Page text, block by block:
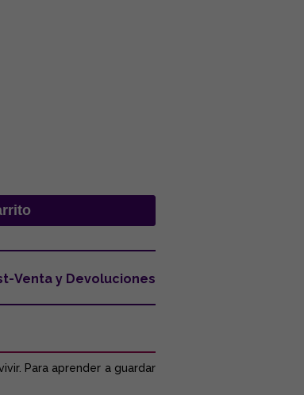
Venta y Devoluciones
Para aprender a guardar